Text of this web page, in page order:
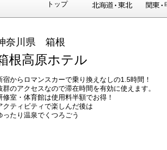
トップ
奈川県 箱根
根高原ホテル
宿からロマンスカーで乗り換えなしの1.5時間！
群のアクセスなので滞在時間を有効に使えます。
修室・体育館は使用料半額でお得！
クティビティで楽しんだ後は
ったり温泉でくつろごう